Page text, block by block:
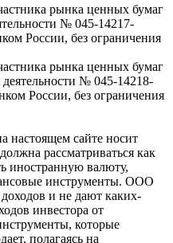
рынка ценных бумаг
№ 045-14217-
России, без ограничения
рынка ценных бумаг
№ 045-14218-
России, без ограничения
настоящем сайте носит
рассматриваться как
иностранную валюту,
инструменты. ООО
и не дают каких-
инвестора от
которые
полагаясь на